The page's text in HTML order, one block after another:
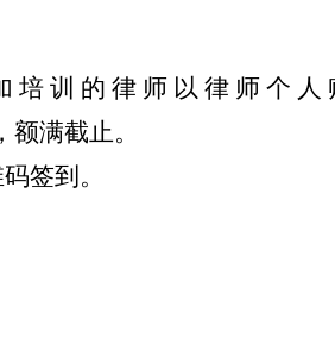
培训的律师以律师个
满截止。
签到。